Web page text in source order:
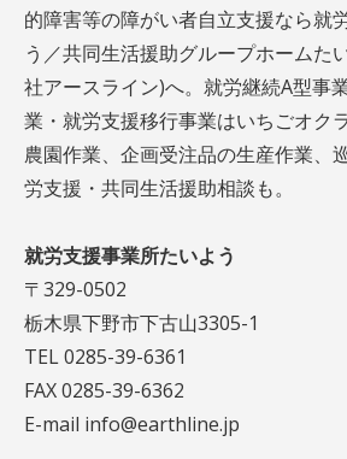
的障害等の障がい者自立支援なら就
う／共同生活援助グループホームた
社アースライン)へ。就労継続A型事
業・就労支援移行事業はいちごオク
農園作業、企画受注品の生産作業、
労支援・共同生活援助相談も。
就労支援事業所たいよう
〒329-0502
栃木県下野市下古山3305-1
TEL 0285-39-6361
FAX 0285-39-6362
E-mail info@earthline.jp